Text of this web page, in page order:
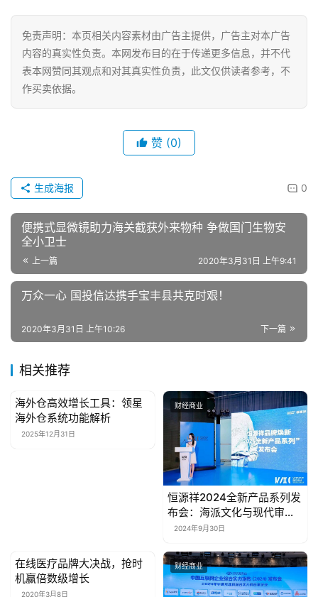
免责声明：本页相关内容素材由广告主提供，广告主对本广告
内容的真实性负责。本网发布目的在于传递更多信息，并不代
表本网赞同其观点和对其真实性负责，此文仅供读者参考，不
作买卖依据。
赞 (0)
0
生成海报
便携式显微镜助力海关截获外来物种 争做国门生物安
全小卫士
上一篇 2020年3月31日 上午9:41
万众一心 国投信达携手宝丰县共克时艰！
下一篇
2020年3月31日 上午10:26
相关推荐
财经商业
海外仓高效增长工具：领星
海外仓系统功能解析
2025年12月31日
财经商业
恒源祥2024全新产品系列发
布会：海派文化与现代审美
的碰撞
2024年9月30日
财经商业
在线医疗品牌大决战，抢时
机赢倍数级增长
2020年3月8日
财经商业